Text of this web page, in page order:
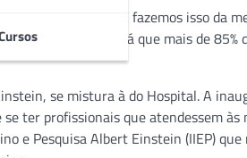
pode ensinar. E fazemos isso da
ser melhor, já que mais de
se mistura à do Hospital. A
ter profissionais que atendessem
e Pesquisa Albert Einstein (IIEP)